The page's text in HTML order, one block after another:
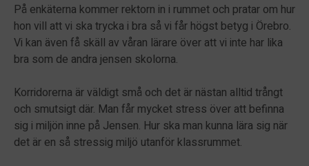
På enkäterna kommer rektorn in i rummet och pratar om hur
hon vill att vi ska trycka i bra så vi får högst betyg i Örebro.
Vi kan även få skäll av våran lärare över att vi inte har lika
bra som de andra jensen skolorna.
Korridorerna är väldigt små och det är nästan alltid trångt
och smutsigt där. Man får mycket stress över att befinna
sig i miljön inne på Jensen. Hur ska man kunna lära sig när
det är en så stressig miljö utanför klassrummet.